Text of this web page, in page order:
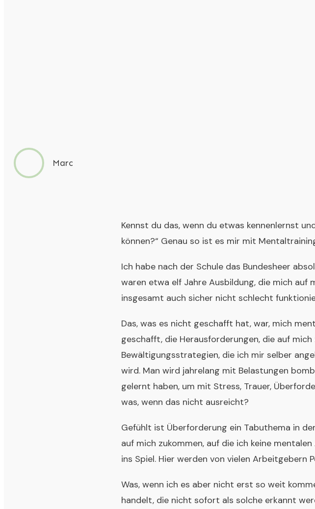
Marc
Kennst du das, wenn du etwas kennenlernst
können?“ Genau so ist es mir mit
Ich habe nach der Schule das Bundesheer
waren etwa elf Jahre Ausbildung, die mich auf
insgesamt auch sicher nicht schlecht
Das, was es nicht geschafft hat, war, mich
geschafft, die Herausforderungen, die auf
Bewältigungsstrategien, die ich mir selber
wird. Man wird jahrelang mit Belastungen
gelernt haben, um mit Stress, Trauer,
was, wenn das nicht ausreicht?
Gefühlt ist Überforderung ein Tabuthema in
auf mich zukommen, auf die ich keine
ins Spiel. Hier werden von vielen
Was, wenn ich es aber nicht erst so weit
handelt, die nicht sofort als solche erkannt